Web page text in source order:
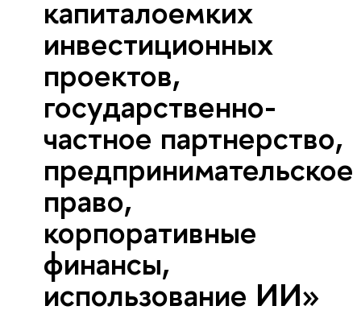
капиталоемких
инвестиционных
проектов,
государственно-
частное партнерство,
предпринимательское
право,
корпоративные
финансы,
использование ИИ»